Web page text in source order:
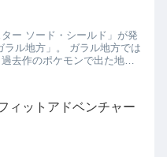
ー ソード・シールド」が発
去作のポケモンで出た地方
ィットアドベンチャー